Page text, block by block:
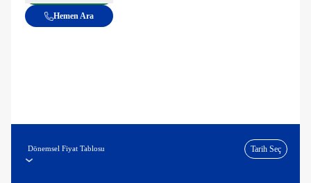
Hemen Ara
Dönemsel Fiyat Tablosu Tarih Seç